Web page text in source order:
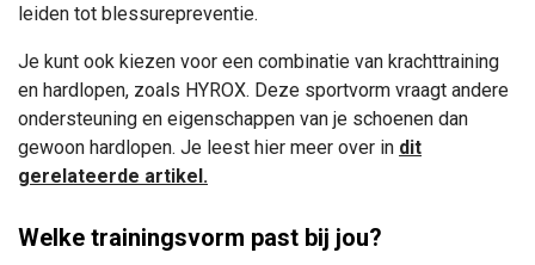
leiden tot blessurepreventie.
Je kunt ook kiezen voor een combinatie van krachttraining
en hardlopen, zoals HYROX. Deze sportvorm vraagt andere
ondersteuning en eigenschappen van je schoenen dan
gewoon hardlopen. Je leest hier meer over in dit
gerelateerde artikel.
Welke trainingsvorm past bij jou?